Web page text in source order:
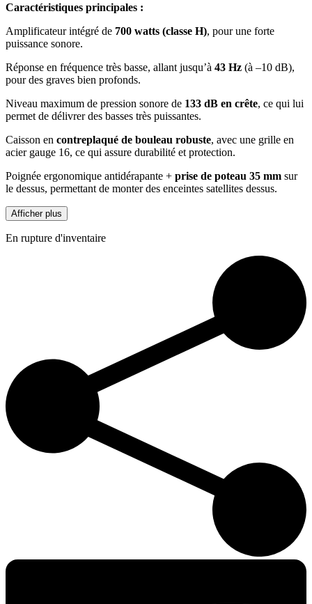
Caractéristiques principales :
Amplificateur intégré de 700 watts (classe H), pour une forte
puissance sonore.
Réponse en fréquence très basse, allant jusqu’à 43 Hz (à –10 dB),
pour des graves bien profonds.
Niveau maximum de pression sonore de 133 dB en crête, ce qui lui
permet de délivrer des basses très puissantes.
Caisson en contreplaqué de bouleau robuste, avec une grille en
acier gauge 16, ce qui assure durabilité et protection.
Poignée ergonomique antidérapante + prise de poteau 35 mm sur
le dessus, permettant de monter des enceintes satellites dessus.
Afficher plus
En rupture d'inventaire